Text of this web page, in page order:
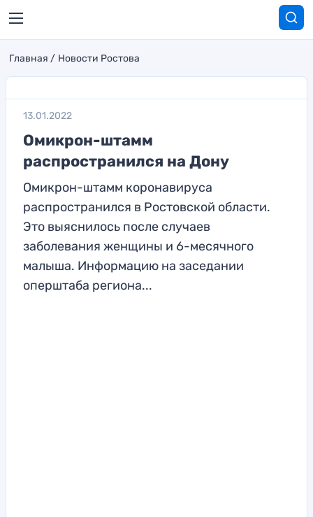
Главная Новости Ростова
13.01.2022
Омикрон-штамм
распространился на Дону
Омикрон-штамм коронавируса
распространился в Ростовской области.
Это выяснилось после случаев
заболевания женщины и 6-месячного
малыша. Информацию на заседании
оперштаба региона...